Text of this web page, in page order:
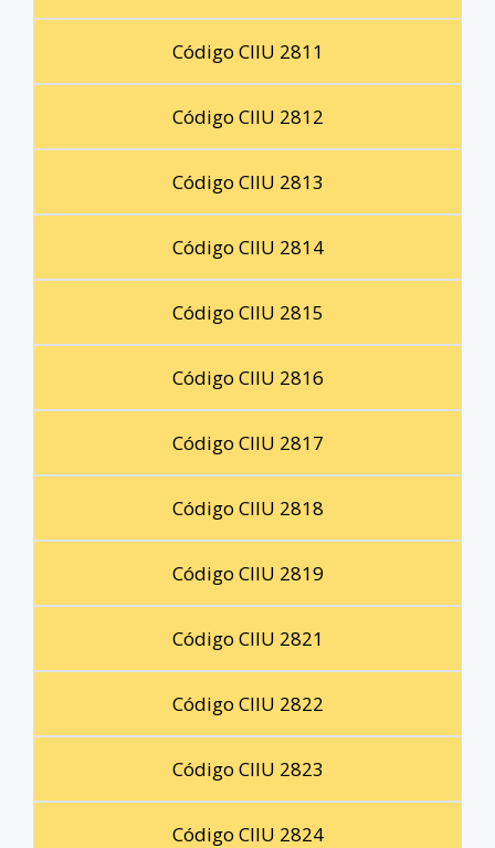
Código CIIU 2811
Código CIIU 2812
Código CIIU 2813
Código CIIU 2814
Código CIIU 2815
Código CIIU 2816
Código CIIU 2817
Código CIIU 2818
Código CIIU 2819
Código CIIU 2821
Código CIIU 2822
Código CIIU 2823
Código CIIU 2824